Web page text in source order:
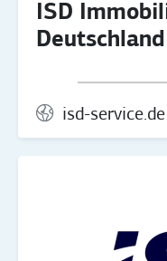
ISD
isd-service.de